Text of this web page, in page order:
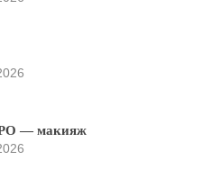
— макияж